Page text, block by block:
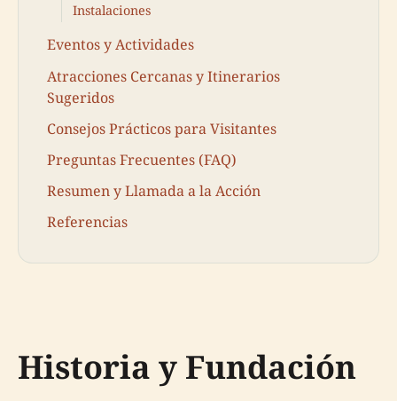
Instalaciones
Eventos y Actividades
Atracciones Cercanas y Itinerarios
Sugeridos
Consejos Prácticos para Visitantes
Preguntas Frecuentes (FAQ)
Resumen y Llamada a la Acción
Referencias
Historia y Fundación